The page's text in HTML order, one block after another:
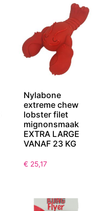
Nylabone
extreme chew
lobster filet
mignonsmaak
EXTRA LARGE
VANAF 23 KG
€ 25,17